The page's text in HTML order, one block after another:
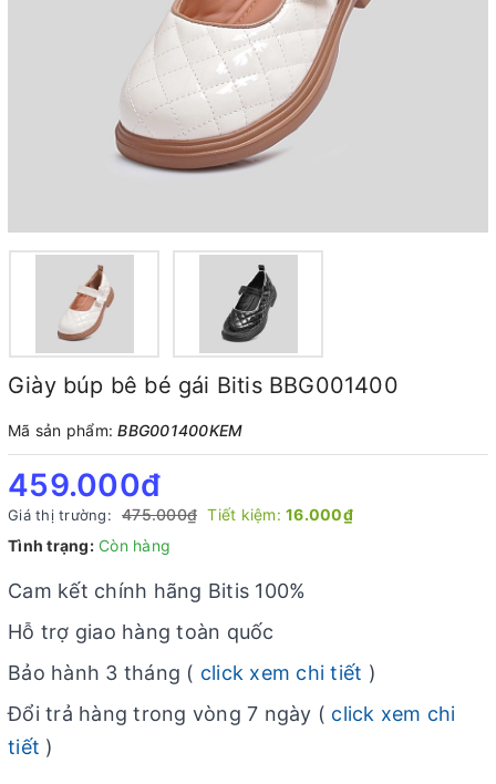
Giày búp bê bé gái Bitis BBG001400
Mã sản phẩm:BBG001400KEM
459.000₫
Giá thị trường: 475.000₫ Tiết kiệm: 16.000₫
Tình trạng: Còn hàng
Cam kết chính hãng Bitis 100%
Hỗ trợ giao hàng toàn quốc
Bảo hành 3 tháng ( click xem chi tiết )
Đổi trả hàng trong vòng 7 ngày ( click xem chi
tiết )